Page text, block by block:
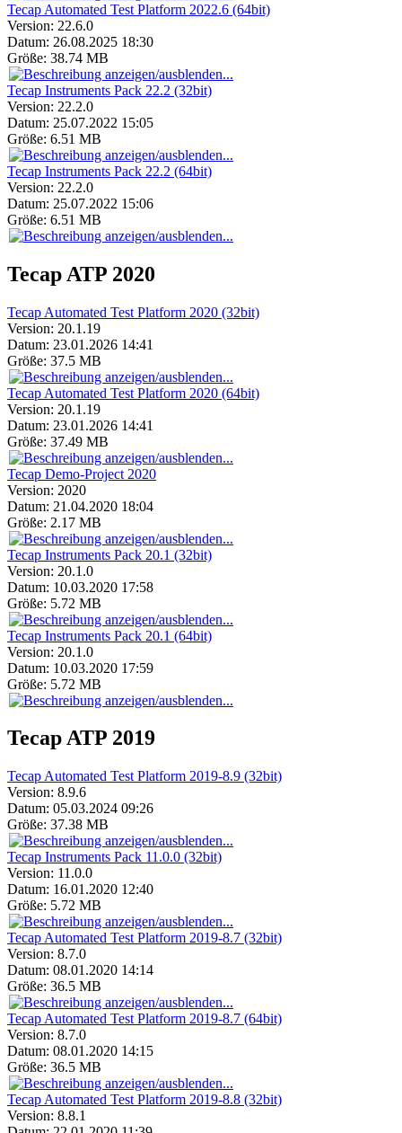
Tecap Automated Test Platform 2022.6 (64bit)
Version: 22.6.0
Datum: 26.08.2025 18:30
Größe: 38.74 MB
Tecap Instruments Pack 22.2 (32bit)
Version: 22.2.0
Datum: 25.07.2022 15:05
Größe: 6.51 MB
Tecap Instruments Pack 22.2 (64bit)
Version: 22.2.0
Datum: 25.07.2022 15:06
Größe: 6.51 MB
Tecap ATP 2020
Tecap Automated Test Platform 2020 (32bit)
Version: 20.1.19
Datum: 23.01.2026 14:41
Größe: 37.5 MB
Tecap Automated Test Platform 2020 (64bit)
Version: 20.1.19
Datum: 23.01.2026 14:41
Größe: 37.49 MB
Tecap Demo-Project 2020
Version: 2020
Datum: 21.04.2020 18:04
Größe: 2.17 MB
Tecap Instruments Pack 20.1 (32bit)
Version: 20.1.0
Datum: 10.03.2020 17:58
Größe: 5.72 MB
Tecap Instruments Pack 20.1 (64bit)
Version: 20.1.0
Datum: 10.03.2020 17:59
Größe: 5.72 MB
Tecap ATP 2019
Tecap Automated Test Platform 2019-8.9 (32bit)
Version: 8.9.6
Datum: 05.03.2024 09:26
Größe: 37.38 MB
Tecap Instruments Pack 11.0.0 (32bit)
Version: 11.0.0
Datum: 16.01.2020 12:40
Größe: 5.72 MB
Tecap Automated Test Platform 2019-8.7 (32bit)
Version: 8.7.0
Datum: 08.01.2020 14:14
Größe: 36.5 MB
Tecap Automated Test Platform 2019-8.7 (64bit)
Version: 8.7.0
Datum: 08.01.2020 14:15
Größe: 36.5 MB
Tecap Automated Test Platform 2019-8.8 (32bit)
Version: 8.8.1